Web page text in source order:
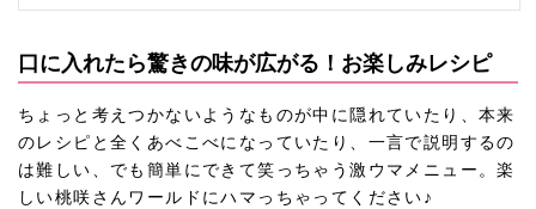
口に入れたら驚きの味が広がる！お楽しみレシピ
ちょっと考えつかないようなものが中に隠れていたり、本来
のレシピと全くあべこべになっていたり、一言で説明するの
は難しい、でも簡単にできて笑っちゃう激ウマメニュー。楽
しい桃咲さんワールドにハマっちゃってください♪